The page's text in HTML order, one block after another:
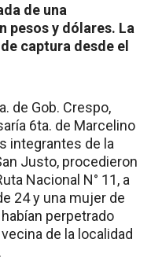
de una
pesos y dólares. La
captura desde el
de Gob. Crespo,
6ta. de Marcelino
integrantes de la
Justo, procedieron
Nacional N° 11, a
24 y una mujer de
perpetrado
de la localidad